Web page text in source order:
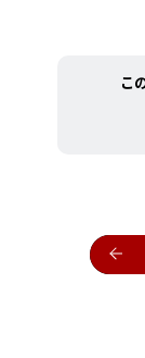
こ